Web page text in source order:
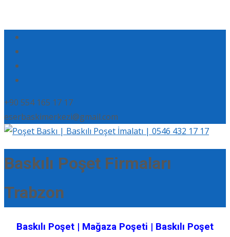
+90 554 165 17 17
eserbaskimerkezi@gmail.com
Baskılı Poşet Firmaları
Trabzon
Baskılı Poşet | Mağaza Poşeti | Baskılı Poşet